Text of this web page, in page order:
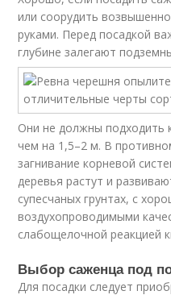
или соорудить
руками. Перед посадкой
глубине залегают
Они не должны подходить
чем на 1,5–2 м. В
загнивание корневой
деревья растут и
супесчаных грунтах, с
воздухопроводимыми
слабощелочной реакцией
Выбор саженца под
Для посадки следует